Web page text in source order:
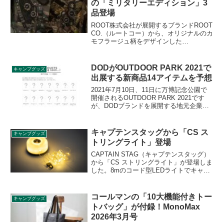
の「ミリタリーエディション」3
品登場
ROOT株式会社が展開するブランドROOT
CO.（ルートコー）から、オリジナルのカ
モフラージュ柄をデザインした
ーズ3品が登場します。2023年3月3日発売
です。詳細をレビューします。
キャンプグッズ
DODがOUTDOOR PARK 2021で
出展する新商品14アイテムを予想
2021年7月10日、11日に万博記念公園で
開催されるOUTDOOR PARK 2021です
が、DODブランドを展開する地元企業の
新商品14アイテムが登場することが予告
されているので、どんな商品なのか商品
名から予想します。
キャンプグッズ
キャプテンスタッグから「CS ス
トリングライト」登場
CAPTAIN STAG（キャプテンスタッグ）
から「CS ストリングライト」が登場しま
した。8mのコード型LEDライトでキャン
使うことができ、テント出入口やインナ
ーテントの照明や飾り付けにぴったりの
アイテムです。詳細をレビューします。
キャンプグッズ
コールマンの「10大機能付きトー
トバッグ」が付録！MonoMax
2026年3月号